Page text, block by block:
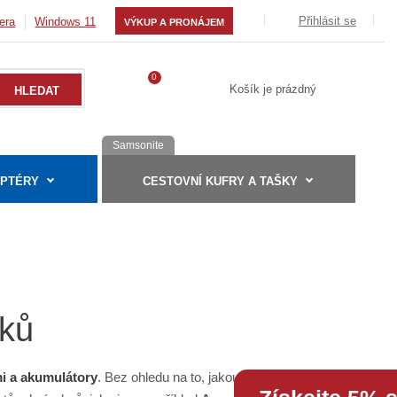
Windows 11 VÝKUP A PRONÁJEM Přihlásit se
0
Košík je prázdný
Samsonite
CESTOVNÍ KUFRY A TAŠKY
a akumulátory. Bez ohledu na to, jakou značku notebooku